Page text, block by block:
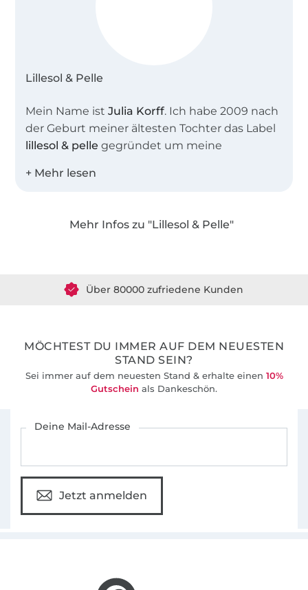
Lillesol & Pelle
Mein Name istJulia Korff. Ich habe 2009 nach
der Geburt meiner ältesten Tochter das Label
lillesol & pelle gegründet um meine
Schnittmustern und Anleitungen mit
Schnittmuster als EBook oder
Die Schnittmuster sind besonders beliebt auf
Grund ihrer umfangreichen Schritt-für-Schritt-
bieten wir für viele unserer Schnittmuster
Youtube-Kanal an.
Mehr Infos zu "Lillesol & Pelle"
MÖCHTEST DU IMMER AUF DEM NEUESTEN
STAND SEIN?
Sei immer auf dem neuesten Stand & erhalte einen 10%
Gutschein als Dankeschön.
Deine Mail-Adresse
Jetzt anmelden